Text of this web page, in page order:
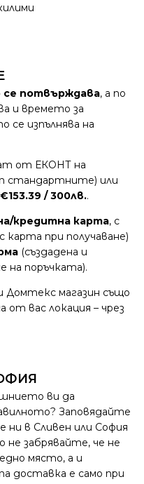
се потвърждава, а по
и времето за
се изпълнява на
от ЕКОНТ на
стандартните) или
/ 300лв..
кредитна карта, с
карта при получаване)
(създадена и
на поръчката).
Домтекс магазин също
от вас локация – чрез
ви да
Заповядайте
ни в Сливен или София
не забрявайте, че не
място, а и
доставка е само при